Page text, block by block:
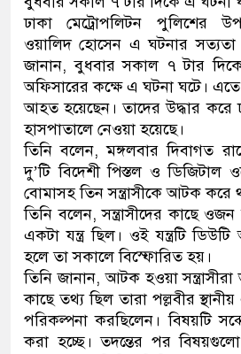
জড়িত
ঢাকা মেট্রোপলিটন পুলিশের
ওয়ালিদ হোসেন এ ঘটনার সত্যতা
জানান, বুধবার সকাল ৭ টার দিকে
অফিসারের কক্ষে এ ঘটনা ঘটে।
আহত হয়েছেন। তাদের উদ্ধার করে
হাসপাতালে নেওয়া হয়েছে।
তিনি বলেন, মঙ্গলবার দিবাগত
দু’টি বিদেশী পিস্তল ও ডিজিটাল
বোমাসহ তিন সন্ত্রাসীকে আটক করে
তিনি বলেন, সন্ত্রাসীদের কাছে
একটা যন্ত্র ছিল। ওই যন্ত্রটি
হলে তা সকালে বিস্ফোরিত হয়।
তিনি জানান, আটক হওয়া
কাছে তথ্য ছিল তারা পল্লবীর
পরিকল্পনা করছিলেন। বিষয়টি
করা হচ্ছে। তদন্তের পর